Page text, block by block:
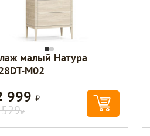
малый Натура
M02
999 Р
Р